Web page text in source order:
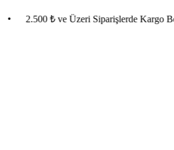
2.500 ₺ ve Üzeri Siparişlerde Kargo Bedava